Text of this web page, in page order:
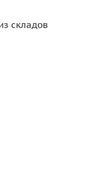
складов